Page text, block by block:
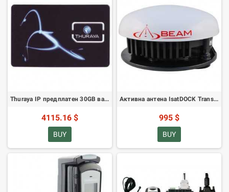
Thuraya IP предплатен 30GB ваучер за презареждане
4115.16 $
BUY
Активна антена IsatDOCK Transport (Магнитна)
995 $
BUY